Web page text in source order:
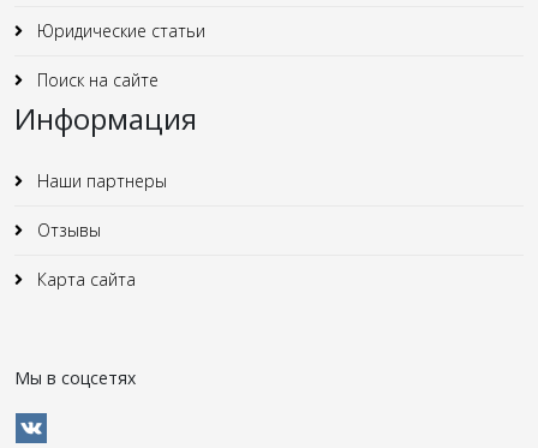
Юридические статьи
Поиск на сайте
Информация
Наши партнеры
Отзывы
Карта сайта
Мы в соцсетях